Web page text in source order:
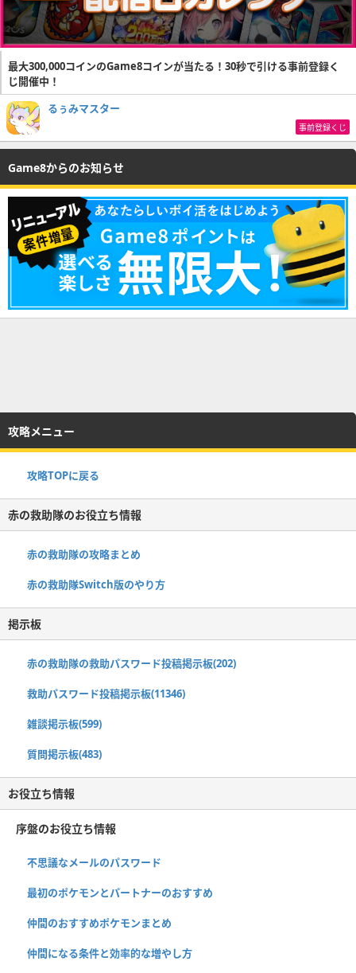
最大300,000コインのGame8コインが当たる！30秒で引ける事前登録く
じ開催中！
るぅみマスター
事前登録くじ
Game8からのお知らせ
攻略メニュー
攻略TOPに戻る
赤の救助隊のお役立ち情報
赤の救助隊の攻略まとめ
赤の救助隊Switch版のやり方
掲示板
赤の救助隊の救助パスワード投稿掲示板(202)
救助パスワード投稿掲示板(11346)
雑談掲示板(599)
質問掲示板(483)
お役立ち情報
序盤のお役立ち情報
不思議なメールのパスワード
最初のポケモンとパートナーのおすすめ
仲間のおすすめポケモンまとめ
仲間になる条件と効率的な増やし方